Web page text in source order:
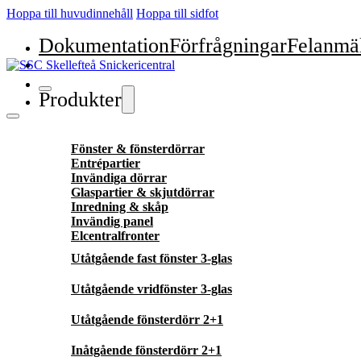
Hoppa till huvudinnehåll Hoppa till sidfot
DokumentationFörfrågningar
Produkter
Fönster & fönsterdörrar
Entrépartier
Invändiga dörrar
Glaspartier & skjutdörrar
Inredning & skåp
Invändig panel
Elcentralfronter
Utåtgående fast fönster 3-glas
Utåtgående vridfönster 3-glas
Utåtgående fönsterdörr 2+1
Inåtgående fönsterdörr 2+1